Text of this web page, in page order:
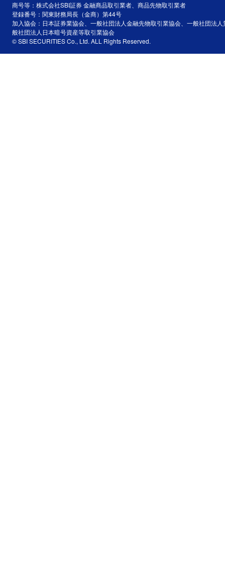
商号等：株式会社SBI証券 金融商品取引業者、商品先物取引業者
登録番号：関東財務局長（金商）第44号
加入協会：日本証券業協会、一般社団法人金融先物取引業協会、一般社団法
般社団法人日本暗号資産等取引業協会
© SBI SECURITIES Co., Ltd. ALL Rights Reserved.